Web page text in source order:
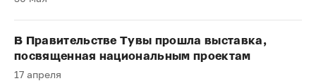
В Правительстве Тувы прошла выставка,
посвященная национальным проектам
17 апреля